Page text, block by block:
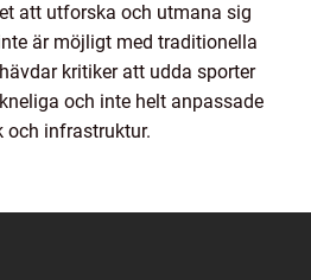
att utforska och utmana sig
är möjligt med traditionella
kritiker att udda sporter
och inte helt anpassade
och infrastruktur.